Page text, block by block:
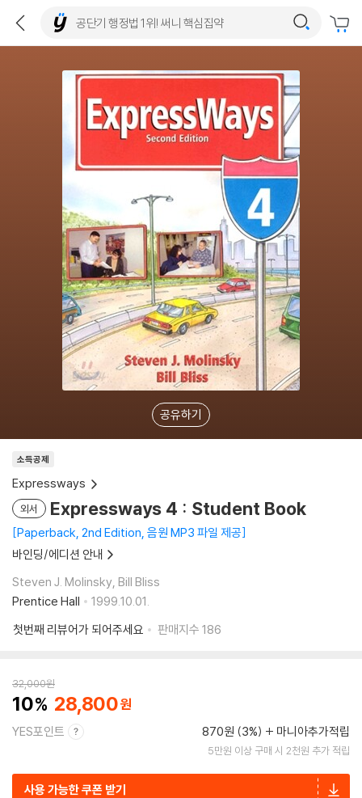
공유하기
소득공제
Expressways
외서 Expressways 4 : Student Book
Paperback, 2nd Edition, 음원 MP3 파일 제공
바인딩/에디션 안내
Steven J. Molinsky, Bill Bliss
Prentice Hall
1999.10.01.
첫번째 리뷰어가 되어주세요
판매지수 186
32,000원
10 28,800
YES포인트 870원 (3%) 마니아추가적립
5만원 이상 구매 시 2천원 추가 적립
사용 가능한 쿠폰 받기